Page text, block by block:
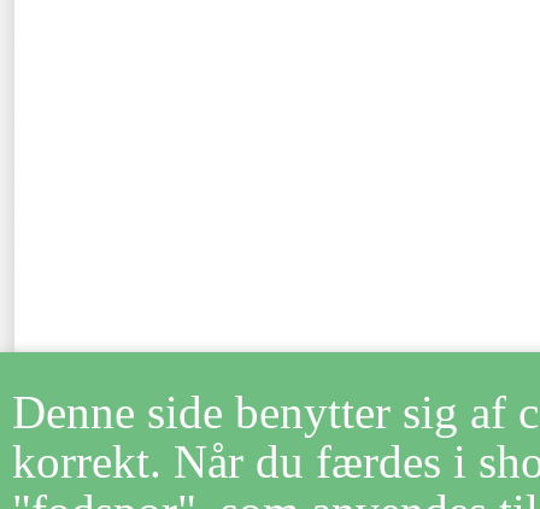
Denne side benytter sig af
korrekt. Når du færdes i